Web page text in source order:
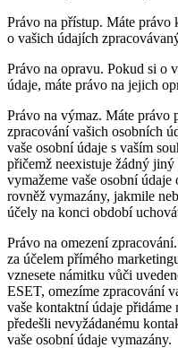
Právo na přístup. Máte právo
o vašich údajích
Právo na opravu. Pokud si o
údaje, máte právo na jejich
Právo na výmaz. Máte právo
zpracování vašich osobních
vaše osobní údaje s vaším
přičemž neexistuje žádný
vymažeme vaše osobní
rovněž vymazány, jakmile
účely na konci období
Právo na omezení zpracování.
za účelem přímého
vznesete námitku vůči
ESET, omezíme zpracování
vaše kontaktní údaje
předešli nevyžádanému
vaše osobní údaje vymazány.